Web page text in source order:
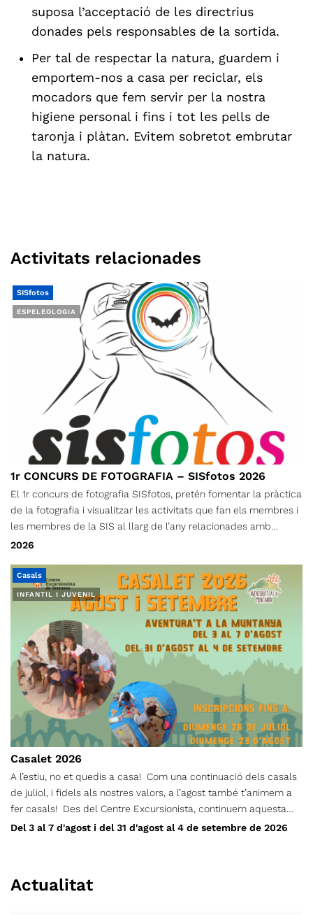
suposa l’acceptació de les directrius
donades pels responsables de la sortida.
Per tal de respectar la natura, guardem i
emportem-nos a casa per reciclar, els
mocadors que fem servir per la nostra
higiene personal i fins i tot les pells de
taronja i plàtan. Evitem sobretot embrutar
la natura.
Activitats relacionades
ESPELEOLOGIA
SISfotos
1r CONCURS DE FOTOGRAFIA – SISfotos 2026
El 1r concurs de fotografia SISfotos, pretén fomentar la pràctica
de la fotografia i visualitzar les activitats que fan els membres i
les membres de la SIS al llarg de l’any relacionades amb
l’espeleologia i el descens de barrancs.
2026
INFANTIL I JUVENIL
Casals
Casalet 2026
A l’estiu, no et quedis a casa! Com una continuació dels casals
de juliol, i fidels als nostres valors, a l’agost també t’animem a
fer casals! Des del Centre Excursionista, continuem aquesta
proposta perquè donem importància a què els infants, durant
setembre funcionarà per setmanes separades, i cada infant s’hi
Del 3 al 7 d'agost i del 31 d'agost al 4 de setembre de 2026
Actualitat